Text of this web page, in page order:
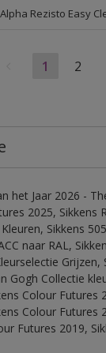
Rezisto Easy
1 2
het Jaar 2026 -
2025, Sikkens
Sikkens
naar RAL,
Grijzen,
Gogh Collectie
Colour Futures
Colour Futures
Futures 2019,